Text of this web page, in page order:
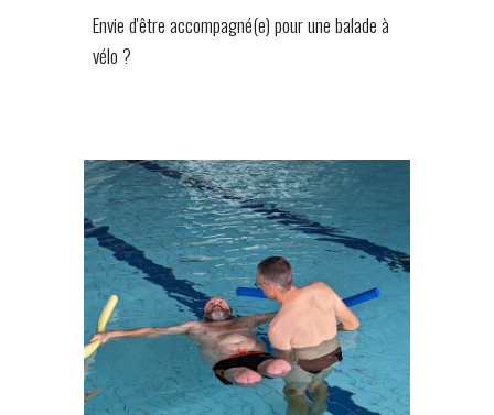
Envie d'être accompagné(e) pour une balade à
vélo ?